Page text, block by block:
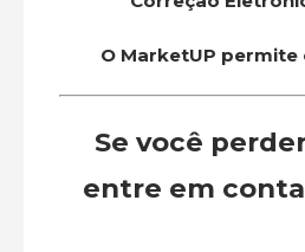
O MarketUP
Se você
entre em